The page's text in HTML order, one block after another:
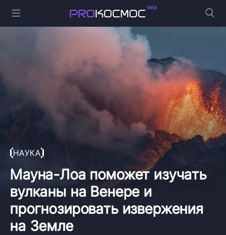
НАУКА
Мауна-Лоа поможет изучать
вулканы на Венере и
прогнозировать извержения
на Земле